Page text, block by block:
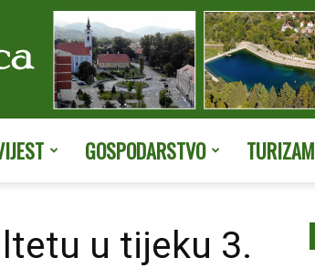
GOSPODARSTVO TURIZAM
u tijeku 3.